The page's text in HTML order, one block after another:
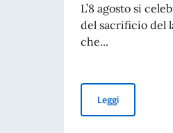
L’8 agosto si
del sacrificio del
che...
Leggi